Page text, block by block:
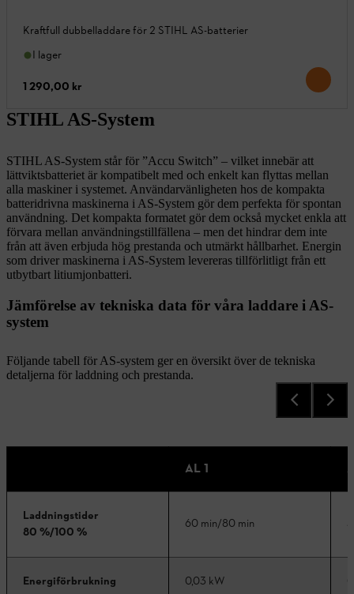
Kraftfull dubbelladdare för 2 STIHL AS-batterier
I lager
1 290,00 kr
STIHL AS-System
STIHL AS-System står för ”Accu Switch” – vilket innebär att
lättviktsbatteriet är kompatibelt med och enkelt kan flyttas mellan
alla maskiner i systemet. Användarvänligheten hos de kompakta
batteridrivna maskinerna i AS-System gör dem perfekta för spontan
användning. Det kompakta formatet gör dem också mycket enkla att
förvara mellan användningstillfällena – men det hindrar dem inte
från att även erbjuda hög prestanda och utmärkt hållbarhet. Energin
som driver maskinerna i AS-System levereras tillförlitligt från ett
utbytbart litiumjonbatteri.
Jämförelse av tekniska data för våra laddare i AS-
system
Följande tabell för AS-system ger en översikt över de tekniska
detaljerna för laddning och prestanda.
AL 1
Laddningstider
80 %/100 %
60 min/80 min
Energiförbrukning 0,03 kW